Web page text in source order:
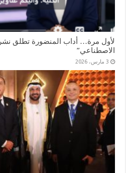
لأول مرة… أداب المنضورة تطلق نشرة
الاصطناعي”
3 مارس، 2026